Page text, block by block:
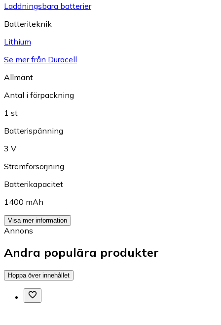
Laddningsbara batterier
Batteriteknik
Lithium
Se mer från Duracell
Allmänt
Antal i förpackning
1 st
Batterispänning
3 V
Strömförsörjning
Batterikapacitet
1400 mAh
Visa mer information
Annons
Andra populära produkter
Hoppa över innehållet